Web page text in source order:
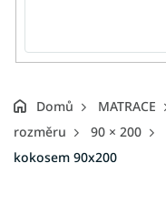
Domů MATRACE
rozměru
90 × 200
kokosem 90x200